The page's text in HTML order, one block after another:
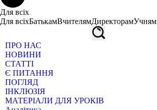
Для всіх
Для всіхБатькамВчителямДиректорамУчням
ПРО НАС
НОВИНИ
СТАТТІ
Є ПИТАННЯ
ПОГЛЯД
ІНКЛЮЗІЯ
МАТЕРІАЛИ ДЛЯ УРОКІВ